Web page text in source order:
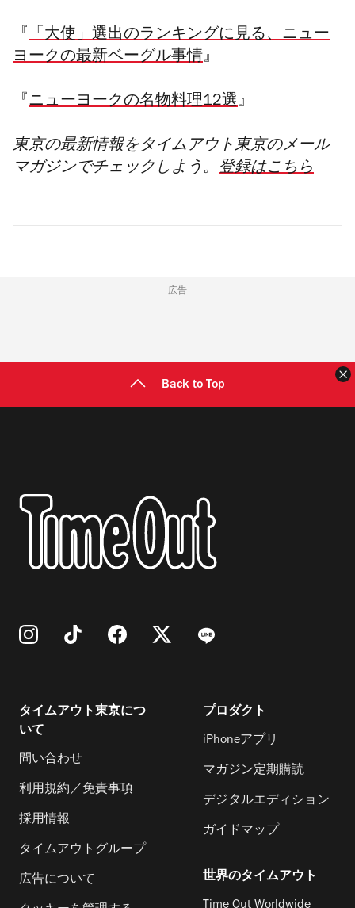
『 「大使」選出のランキングに見る、ニュー
ヨークの最新ベーグル事情』
『 ニューヨークの名物料理12選』
東京の最新情報をタイムアウト東京のメール
マガジンでチェックしよう。 登録はこちら
広告
Back to Top
タイムアウト東京につ
いて
問い合わせ
利用規約／免責事項
採用情報
タイムアウトグループ
広告について
プロダクト
iPhoneアプリ
マガジン定期購読
デジタルエディション
ガイドマップ
世界のタイムアウト
Time Out Worldwide